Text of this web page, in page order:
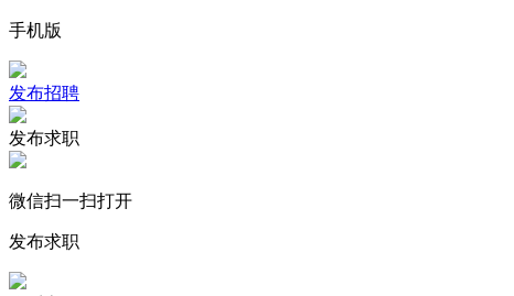
手机版
发布招聘
发布求职
微信扫一扫打开
发布求职